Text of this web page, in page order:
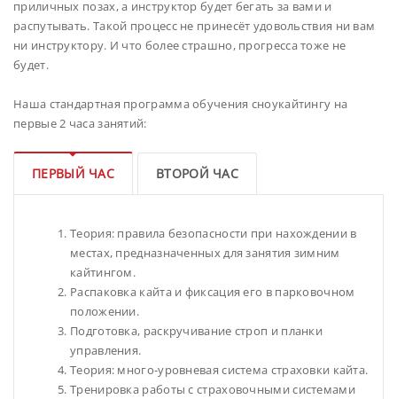
приличных позах, а инструктор будет бегать за вами и
распутывать. Такой процесс не принесёт удовольствия ни вам
ни инструктору. И что более страшно, прогресса тоже не
будет.
Наша стандартная программа обучения сноукайтингу на
первые 2 часа занятий:
ПЕРВЫЙ ЧАС ВТОРОЙ ЧАС
Теория: правила безопасности при нахождении в
местах, предназначенных для занятия зимним
кайтингом.
Распаковка кайта и фиксация его в парковочном
положении.
Подготовка, раскручивание строп и планки
управления.
Теория: много-уровневая система страховки кайта.
Тренировка работы с страховочными системами